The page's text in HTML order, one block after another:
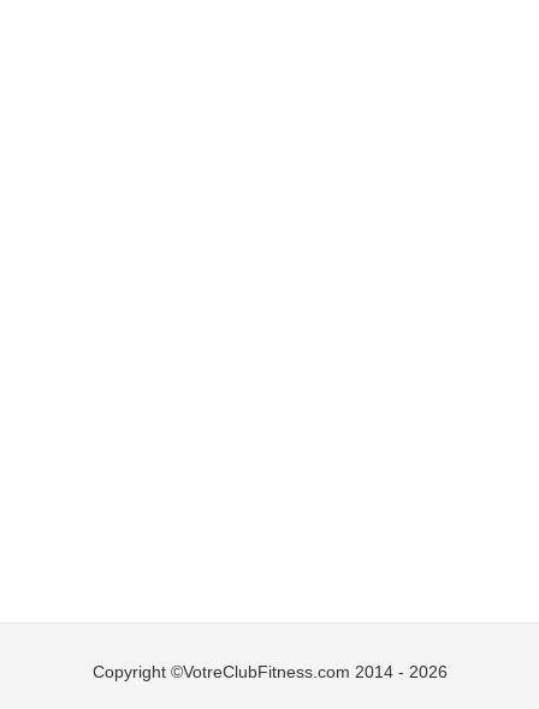
Copyright ©VotreClubFitness.com 2014 - 2026